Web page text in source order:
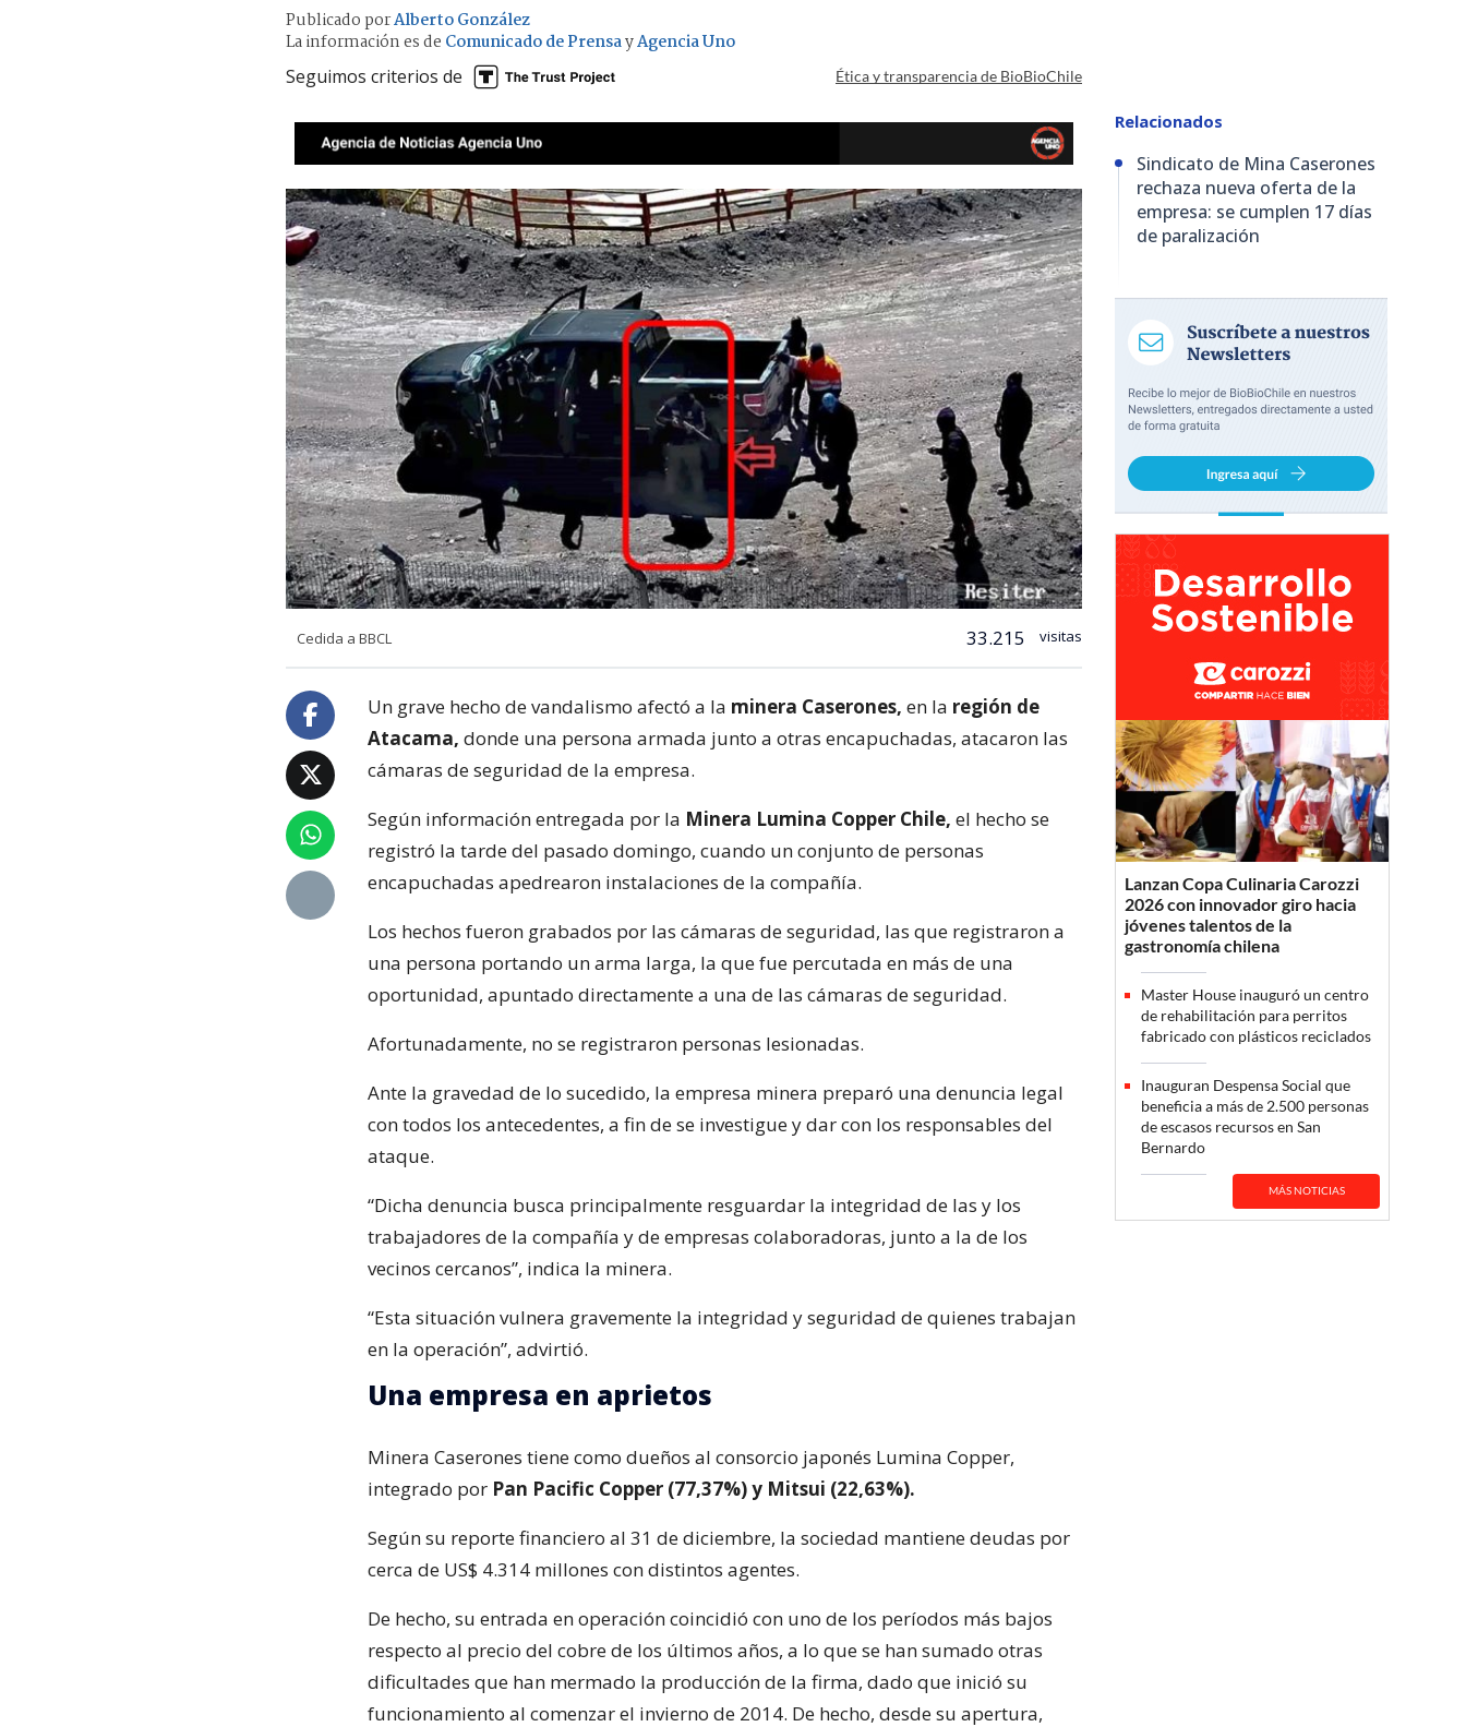
Publicado porAlberto González
La información es de Comunicado de PrensayAgencia Uno
Seguimos criterios de Ética y transparencia de BioBioChile
Cedida a BBCL 33.215 visitas
Un grave hecho de vandalismo afectó a la minera Caserones, en la región de
Atacama, donde una persona armada junto a otras encapuchadas, atacaron las
cámaras de seguridad de la empresa.
Según información entregada por la Minera Lumina Copper Chile, el hecho se
registró la tarde del pasado domingo, cuando un conjunto de personas
encapuchadas apedrearon instalaciones de la compañía.
Los hechos fueron grabados por las cámaras de seguridad, las que registraron a
una persona portando un arma larga, la que fue percutada en más de una
oportunidad, apuntado directamente a una de las cámaras de seguridad.
Afortunadamente, no se registraron personas lesionadas.
Ante la gravedad de lo sucedido, la empresa minera preparó una denuncia legal
con todos los antecedentes, a fin de se investigue y dar con los responsables del
ataque.
“Dicha denuncia busca principalmente resguardar la integridad de las y los
trabajadores de la compañía y de empresas colaboradoras, junto a la de los
vecinos cercanos”, indica la minera.
“Esta situación vulnera gravemente la integridad y seguridad de quienes trabajan
en la operación”, advirtió.
Una empresa en aprietos
Minera Caserones tiene como dueños al consorcio japonés Lumina Copper,
integrado por Pan Pacific Copper (77,37%) y Mitsui (22,63%).
Según su reporte financiero al 31 de diciembre, la sociedad mantiene deudas por
cerca de US$ 4.314 millones con distintos agentes.
De hecho, su entrada en operación coincidió con uno de los períodos más bajos
respecto al precio del cobre de los últimos años, a lo que se han sumado otras
dificultades que han mermado la producción de la firma, dado que inició su
funcionamiento al comenzar el invierno de 2014. De hecho, desde su apertura,
Relacionados
Sindicato de Mina Caserones
rechaza nueva oferta de la
empresa: se cumplen 17 días
de paralización
Lanzan Copa Culinaria Carozzi
2026 con innovador giro hacia
jóvenes talentos de la
gastronomía chilena
Master House inauguró un centro
de rehabilitación para perritos
fabricado con plásticos reciclados
Inauguran Despensa Social que
beneficia a más de 2.500 personas
de escasos recursos en San
Bernardo
MÁS NOTICIAS